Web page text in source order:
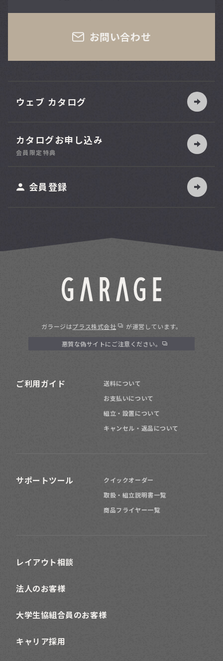
お問い合わせ
ウェブ カタログ
カタログお申し込み
会員限定特典
会員登録
ガラージはプラス株式会社 が運営しています。
悪質な偽サイトにご注意ください。
ご利用ガイド
送料について
お支払いについて
組立・設置について
キャンセル・返品について
サポートツール
クイックオーダー
取扱・組立説明書一覧
商品フライヤー一覧
レイアウト相談
法人のお客様
大学生協組合員のお客様
キャリア採用